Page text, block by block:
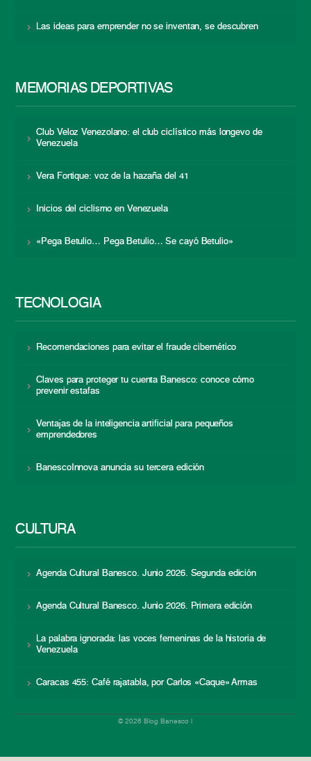
Las ideas para emprender no se inventan, se descubren
MEMORIAS DEPORTIVAS
Club Veloz Venezolano: el club ciclístico más longevo de
Venezuela
Vera Fortique: voz de la hazaña del 41
Inicios del ciclismo en Venezuela
«Pega Betulio… Pega Betulio… Se cayó Betulio»
TECNOLOGÍA
Recomendaciones para evitar el fraude cibernético
Claves para proteger tu cuenta Banesco: conoce cómo
prevenir estafas
Ventajas de la inteligencia artificial para pequeños
emprendedores
BanescoInnova anuncia su tercera edición
CULTURA
Agenda Cultural Banesco. Junio 2026. Segunda edición
Agenda Cultural Banesco. Junio 2026. Primera edición
La palabra ignorada: las voces femeninas de la historia de
Venezuela
Caracas 455: Café rajatabla, por Carlos «Caque» Armas
© 2026 Blog Banesco |